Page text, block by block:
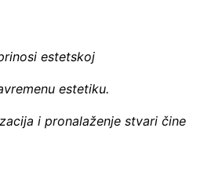
estetskoj
estetiku.
i pronalaženje stvari čine